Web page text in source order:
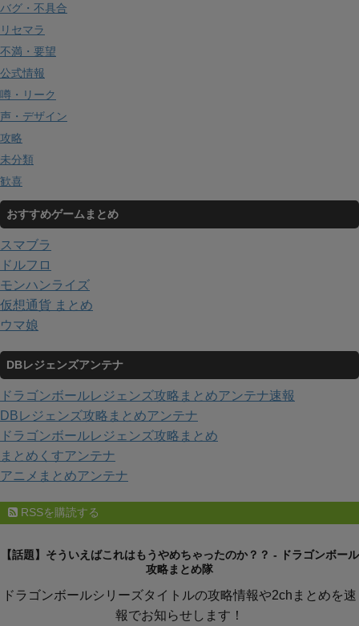
バグ・不具合
リセマラ
不満・要望
公式情報
噂・リーク
声・デザイン
攻略
未分類
歓喜
おすすめゲームまとめ
スマブラ
ドルフロ
モンハンライズ
仮想通貨 まとめ
ウマ娘
DBレジェンズアンテナ
ドラゴンボールレジェンズ攻略まとめアンテナ速報
DBレジェンズ攻略まとめアンテナ
ドラゴンボールレジェンズ攻略まとめ
まとめくすアンテナ
アニメまとめアンテナ
RSSを購読する
【話題】そういえばこれはもうやめちゃったのか？？ - ドラゴンボール
攻略まとめ隊
ドラゴンボールシリーズタイトルの攻略情報や2chまとめを速
報でお知らせします！